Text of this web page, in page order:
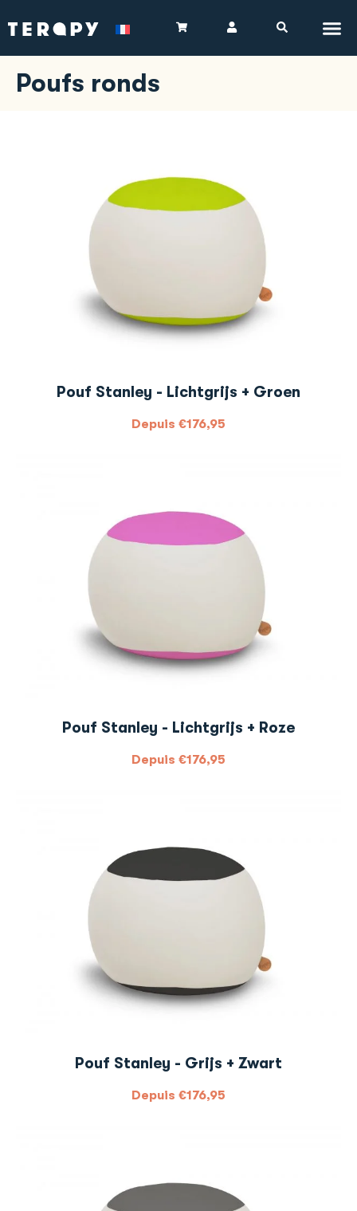
Poufs ronds
Pouf Stanley - Lichtgrijs + Groen
Depuis €176,95
Pouf Stanley - Lichtgrijs + Roze
Depuis €176,95
Pouf Stanley - Grijs + Zwart
Depuis €176,95